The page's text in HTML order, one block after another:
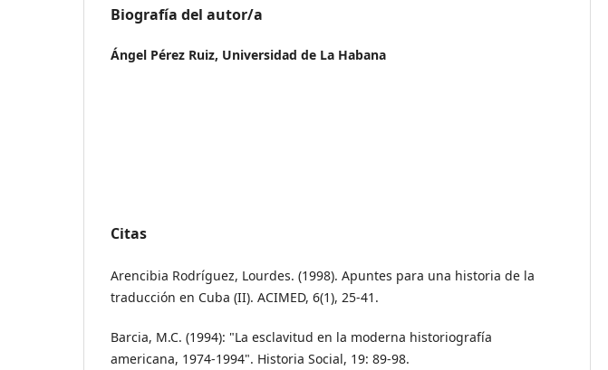
Biografía del autor/a
Ángel Pérez Ruiz, Universidad de La Habana
Citas
Arencibia Rodríguez, Lourdes. (1998). Apuntes para una historia de la
traducción en Cuba (II). ACIMED, 6(1), 25-41.
Barcia, M.C. (1994): "La esclavitud en la moderna historiografía
americana, 1974-1994". Historia Social, 19: 89-98.